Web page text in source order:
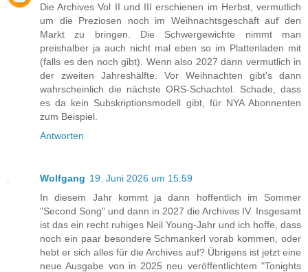
Die Archives Vol II und III erschienen im Herbst, vermutlich
um die Preziosen noch im Weihnachtsgeschäft auf den
Markt zu bringen. Die Schwergewichte nimmt man
preishalber ja auch nicht mal eben so im Plattenladen mit
(falls es den noch gibt). Wenn also 2027 dann vermutlich in
der zweiten Jahreshälfte. Vor Weihnachten gibt's dann
wahrscheinlich die nächste ORS-Schachtel. Schade, dass
es da kein Subskriptionsmodell gibt, für NYA Abonnenten
zum Beispiel.
Antworten
Wolfgang 19. Juni 2026 um 15:59
In diesem Jahr kommt ja dann hoffentlich im Sommer
"Second Song" und dann in 2027 die Archives IV. Insgesamt
ist das ein recht ruhiges Neil Young-Jahr und ich hoffe, dass
noch ein paar besondere Schmankerl vorab kommen, oder
hebt er sich alles für die Archives auf? Übrigens ist jetzt eine
neue Ausgabe von in 2025 neu veröffentlichtem "Tonights